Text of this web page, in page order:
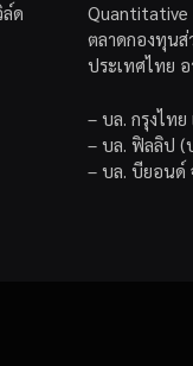
ด
Quantitative
ตลาดกองทุน
ประเทศไทย
– บล. กรุงไทย
– บล. ฟิลลิป (
– บล. บียอนด์